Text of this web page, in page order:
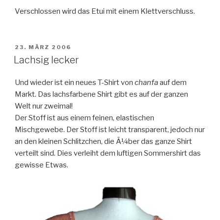
Verschlossen wird das Etui mit einem Klettverschluss.
VERÖFFENTLICHT
AM
23. MÄRZ 2006
Lachsig lecker
Und wieder ist ein neues T-Shirt von chanfaauf dem
Markt. Das lachsfarbene Shirt gibt es auf der ganzen
Welt nur zweimal!
Der Stoff ist aus einem feinen, elastischen
Mischgewebe. Der Stoff ist leicht transparent, jedoch nur
an den kleinen Schlitzchen, die Ã¼ber das ganze Shirt
verteilt sind. Dies verleiht dem luftigen Sommershirt das
gewisse Etwas.